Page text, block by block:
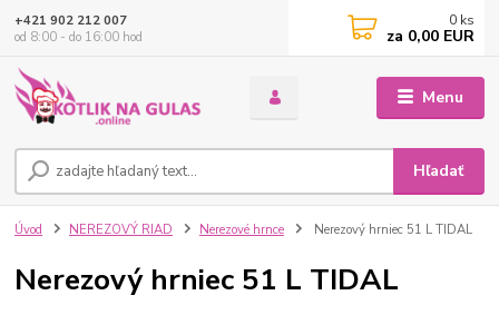
Menu
Hľadať
+421 902 212 007
od 8:00 - do 16:00 hod
0 ks
za 0,00 EUR
Úvod NEREZOVÝ RIAD Nerezové hrnce Nerezový hrniec 51 L TIDAL
Nerezový hrniec 51 L TIDAL